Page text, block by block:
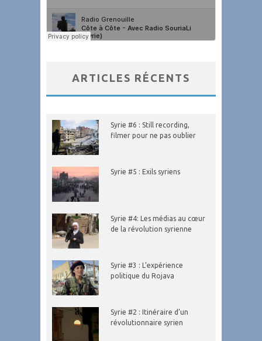
ARTICLES RÉCENTS
Syrie #6 : Still recording,
filmer pour ne pas oublier
Syrie #5 : Exils syriens
Syrie #4: Les médias au cœur
de la révolution syrienne
Syrie #3 : L’expérience
politique du Rojava
Syrie #2 : Itinéraire d’un
révolutionnaire syrien